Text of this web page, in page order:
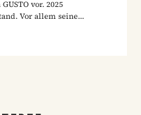
vor. 2025
Vor allem seine